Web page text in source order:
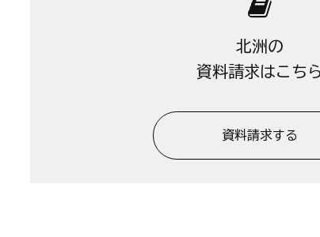
北洲の
資料請求はこちら
資料請求する